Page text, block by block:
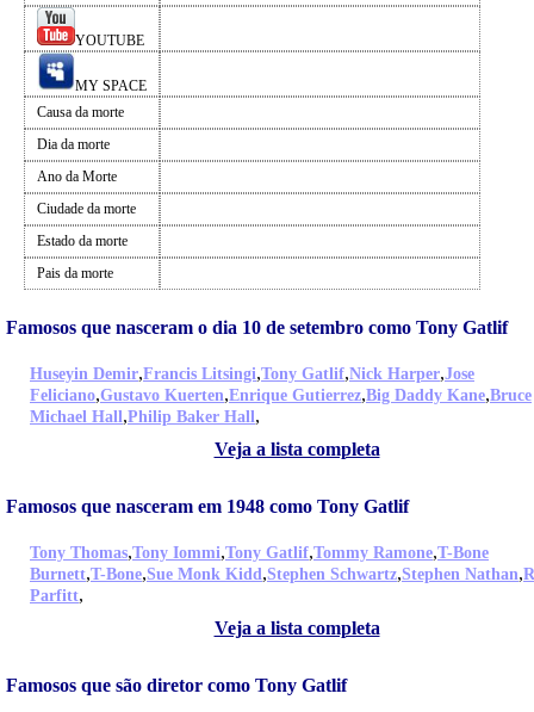
YOUTUBE
MY SPACE
Causa da morte
Dia da morte
Ano da Morte
Ciudade da morte
Estado da morte
Pais da morte
Famosos que nasceram o dia 10 de setembro como Tony Gatlif
Huseyin Demir,Francis Litsingi,Tony Gatlif,Nick Harper,Jose
Feliciano,Gustavo Kuerten,Enrique Gutierrez,Big Daddy Kane,Bruce
Michael Hall,Philip Baker Hall,
Veja a lista completa
Famosos que nasceram em 1948 como Tony Gatlif
Tony Thomas,Tony Iommi,Tony Gatlif,Tommy Ramone,T-Bone
Burnett,T-Bone,Sue Monk Kidd,Stephen Schwartz,Stephen Nathan,
Parfitt,
Veja a lista completa
Famosos que são diretor como Tony Gatlif